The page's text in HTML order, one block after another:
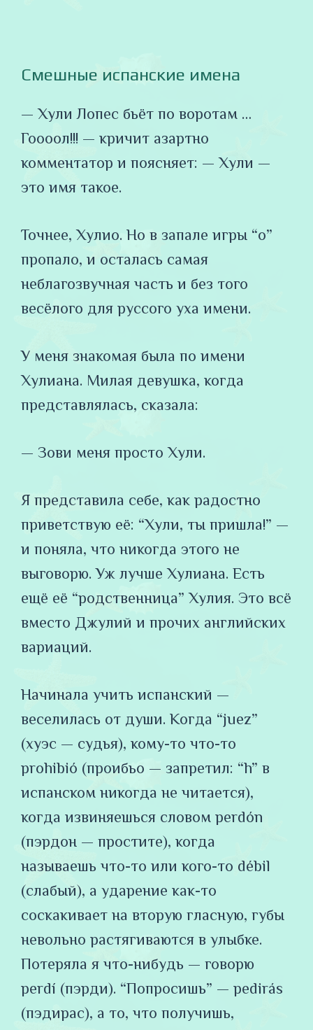
Смешные испанские имена
— Хули Лопес бьёт по воротам …
Гоооол!!! — кричит азартно
комментатор и поясняет: — Хули —
это имя такое.
Точнее, Хулио. Но в запале игры “о”
пропало, и осталась самая
неблагозвучная часть и без того
весёлого для руссого уха имени.
У меня знакомая была по имени
Хулиана. Милая девушка, когда
представлялась, сказала:
— Зови меня просто Хули.
Я представила себе, как радостно
приветствую её: “Хули, ты пришла!” —
и поняла, что никогда этого не
выговорю. Уж лучше Хулиана. Есть
ещё её “родственница” Хулия. Это всё
вместо Джулий и прочих английских
вариаций.
Начинала учить испанский —
веселилась от души. Когда “juez”
(хуэс — судья), кому-то что-то
prohibió (проибьо — запретил: “h” в
испанском никогда не читается),
когда извиняешься словом perdón
(пэрдон — простите), когда
называешь что-то или кого-то débil
(слабый), а ударение как-то
соскакивает на вторую гласную, губы
невольно растягиваются в улыбке.
Потеряла я что-нибудь — говорю
perdí (пэрди). “Попросишь” — pedirás
(пэдирас), а то, что получишь,